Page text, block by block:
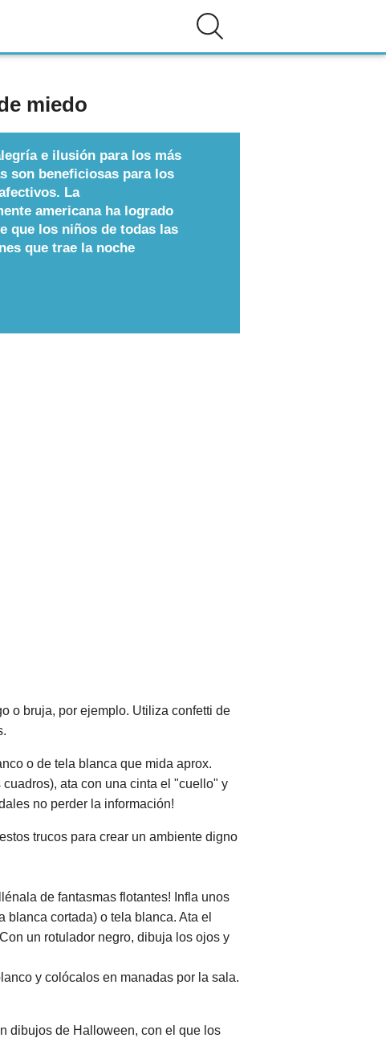
miedo
e ilusión para los más
son beneficiosas para los
La
americana ha logrado
que los niños de todas las
que trae la noche
o bruja, por ejemplo. Utiliza confetti de
o de tela blanca que mida aprox.
ata con una cinta el "cuello" y
no perder la información!
trucos para crear un ambiente digno
de fantasmas flotantes! Infla unos
cortada) o tela blanca. Ata el
un rotulador negro, dibuja los ojos y
y colócalos en manadas por la sala.
dibujos de Halloween, con el que los